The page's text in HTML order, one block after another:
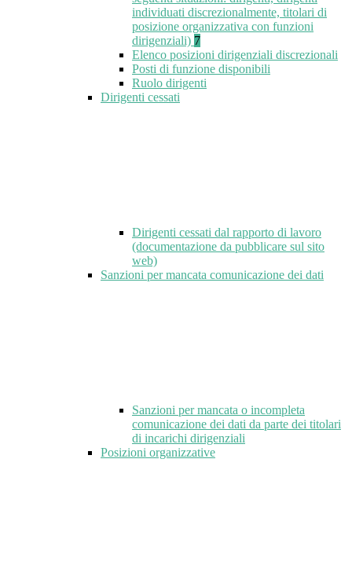
individuati discrezionalmente, titolari di
posizione organizzativa con funzioni
dirigenziali) 7
Elenco posizioni dirigenziali discrezionali
Posti di funzione disponibili
Ruolo dirigenti
Dirigenti cessati
Dirigenti cessati dal rapporto di lavoro
(documentazione da pubblicare sul sito
web)
Sanzioni per mancata comunicazione dei dati
Sanzioni per mancata o incompleta
comunicazione dei dati da parte dei titolari
di incarichi dirigenziali
Posizioni organizzative